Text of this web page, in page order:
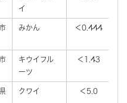
イ
みかん ＜0.444
キウイフル
ーツ
＜1.43
県 クワイ ＜5.0